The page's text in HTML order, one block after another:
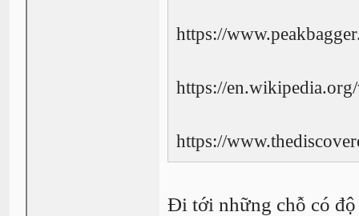
https://
https://
https://
Đi tới những chỗ có